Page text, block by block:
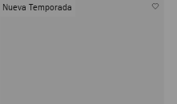
Nueva Temporada